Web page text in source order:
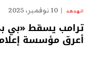
الهدهد 10 نوفمبر، 2025
ترامب يسقط «بي
أعرق مؤسسة